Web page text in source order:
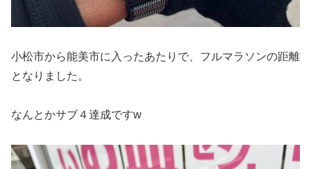
小松市から能美市に入ったあたりで、フルマラソンの距離
となりました。
なんとかサブ４達成ですw